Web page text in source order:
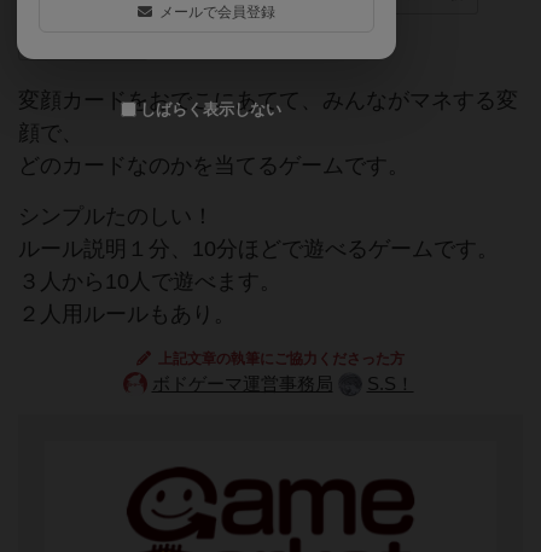
変顔カードをおでこにあてて、みんながマネする変
顔で、
どのカードなのかを当てるゲームです。
シンプルたのしい！
ルール説明１分、10分ほどで遊べるゲームです。
３人から10人で遊べます。
２人用ルールもあり。
上記文章の執筆にご協力くださった方
ボドゲーマ運営事務局 S.S！
メールで会員登録
しばらく表示しない